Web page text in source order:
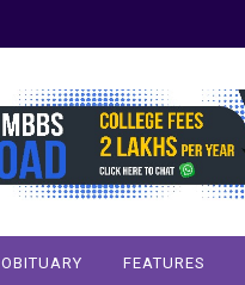
OBITUARY FEATURES